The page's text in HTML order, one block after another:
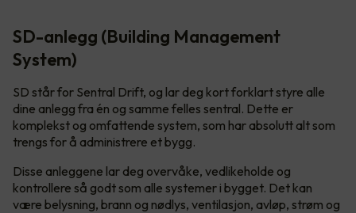
SD-anlegg (Building Management
System)
SD står for Sentral Drift, og lar deg kort forklart styre alle
dine anlegg fra én og samme felles sentral. Dette er
komplekst og omfattende system, som har absolutt alt som
trengs for å administrere et bygg.
Disse anleggene lar deg overvåke, vedlikeholde og
kontrollere så godt som alle systemer i bygget. Det kan
være belysning, brann og nødlys, ventilasjon, avløp, strøm og